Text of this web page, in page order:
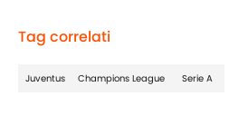
Tag correlati
Juventus Champions League Serie A